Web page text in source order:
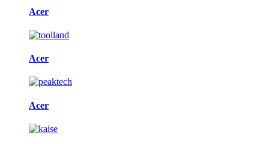
Acer
Acer
Acer